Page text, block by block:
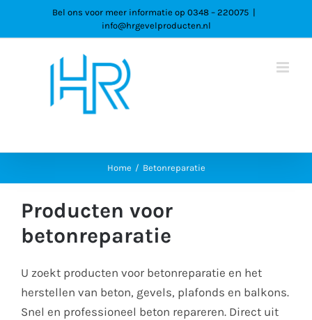
Bel ons voor meer informatie op 0348 – 220075 |
info@hrgevelproducten.nl
Home Betonreparatie
Producten voor
betonreparatie
U zoekt producten voor betonreparatie en het
herstellen van beton, gevels, plafonds en balkons.
Snel en professioneel beton repareren. Direct uit